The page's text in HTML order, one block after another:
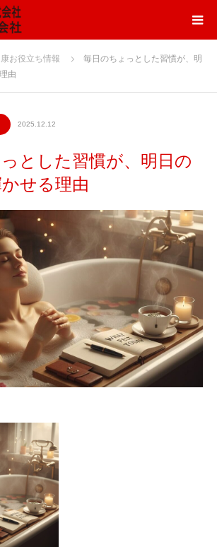
お役立ち情報
毎日のちょっとした習慣が、明
由
2025.12.12
とした習慣が、明日の
せる理由